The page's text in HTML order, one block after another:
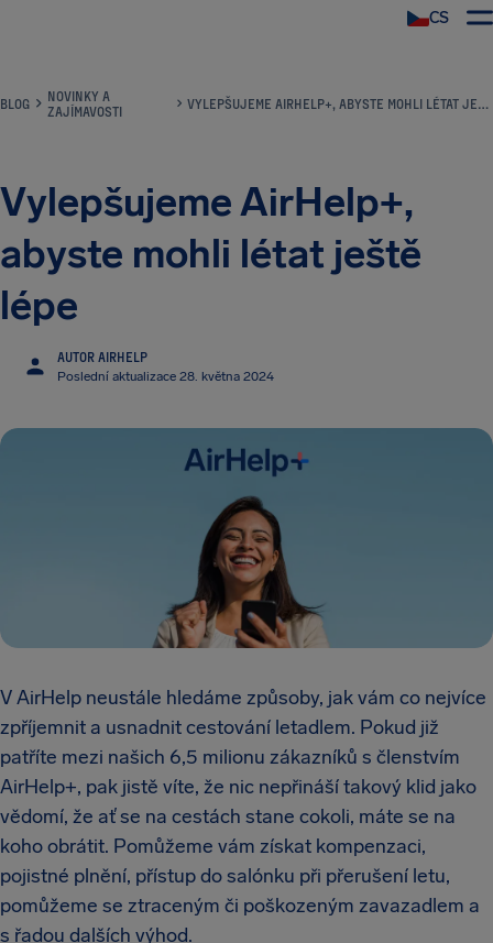
CS
BLOG
NOVINKY A
ZAJÍMAVOSTI
VYLEPŠUJEME AIRHELP+, ABYSTE MOHLI LÉTAT JEŠTĚ LÉPE
Vylepšujeme AirHelp+,
abyste mohli létat ještě
lépe
AUTOR AIRHELP
Poslední aktualizace 28. května 2024
V AirHelp neustále hledáme způsoby, jak vám co nejvíce
zpříjemnit a usnadnit cestování letadlem. Pokud již
patříte mezi našich 6,5 milionu zákazníků s členstvím
AirHelp+, pak jistě víte, že nic nepřináší takový klid jako
vědomí, že ať se na cestách stane cokoli, máte se na
koho obrátit. Pomůžeme vám získat kompenzaci,
pojistné plnění, přístup do salónku při přerušení letu,
pomůžeme se ztraceným či poškozeným zavazadlem a
s řadou dalších výhod.